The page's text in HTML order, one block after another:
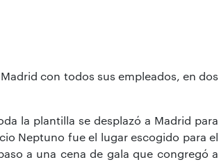
con todos sus empleados, en dos
la plantilla se desplazó a Madrid para
Neptuno fue el lugar escogido para el
a una cena de gala que congregó a